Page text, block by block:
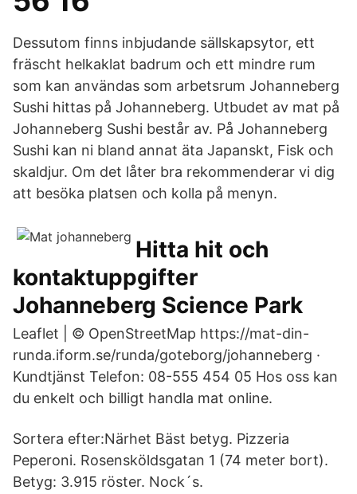
Dessutom finns inbjudande sällskapsytor, ett
fräscht helkaklat badrum och ett mindre rum
som kan användas som arbetsrum Johanneberg
Sushi hittas på Johanneberg. Utbudet av mat på
Johanneberg Sushi består av. På Johanneberg
Sushi kan ni bland annat äta Japanskt, Fisk och
skaldjur. Om det låter bra rekommenderar vi dig
att besöka platsen och kolla på menyn.
Hitta hit och
kontaktuppgifter
Johanneberg Science Park
Leaflet | © OpenStreetMap https://mat-din-
runda.iform.se/runda/goteborg/johanneberg ·
Kundtjänst Telefon: 08-555 454 05 Hos oss kan
du enkelt och billigt handla mat online.
Sortera efter:Närhet Bäst betyg. Pizzeria
Peperoni. Rosensköldsgatan 1 (74 meter bort).
Betyg: 3.915 röster. Nock´s.